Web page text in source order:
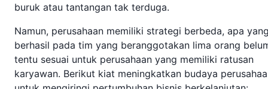
buruk atau tantangan tak terduga.
Namun, perusahaan memiliki strategi berbeda, apa
berhasil pada tim yang beranggotakan lima orang
tentu sesuai untuk perusahaan yang memiliki ratusan
karyawan. Berikut kiat meningkatkan budaya